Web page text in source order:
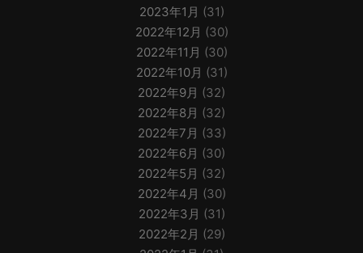
2023年1月 (31)
2022年12月 (30)
2022年11月 (30)
2022年10月 (31)
2022年9月 (32)
2022年8月 (32)
2022年7月 (33)
2022年6月 (30)
2022年5月 (32)
2022年4月 (30)
2022年3月 (31)
2022年2月 (29)